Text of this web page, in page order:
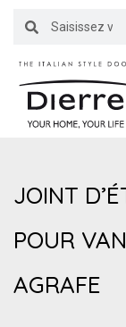
JOINT
POUR
AGRAFE